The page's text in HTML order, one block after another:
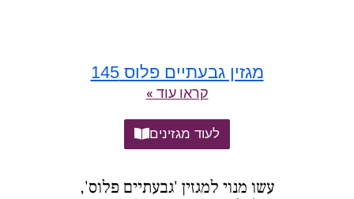
מגזין גבעתיים פלוס 145
קראו עוד »
לעוד מגזינים
עשו מנוי למגזין 'גבעתיים פלוס',